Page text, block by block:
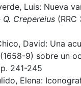
Luis: Nueva
Q. Crepereius
David: Una
9) sobre un
241-245
Elena: